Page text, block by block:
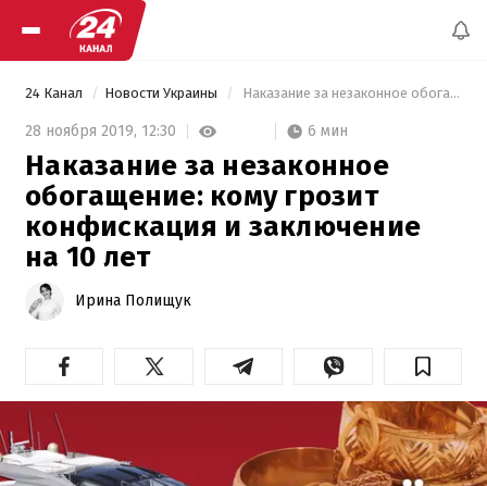
24 Канал Новости Украины Наказание за незаконное обогащение: кому грозит конфискация и заключение на 10 лет
28 ноября 2019, 12:30 6 мин
Наказание за незаконное
обогащение: кому грозит
конфискация и заключение
на 10 лет
Ирина Полищук